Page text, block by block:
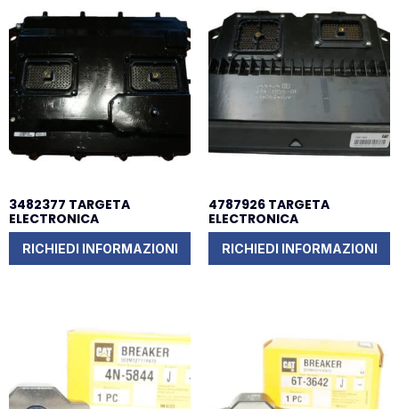
3482377 TARGETA
ELECTRONICA
RICHIEDI INFORMAZIONI
4787926 TARGETA
ELECTRONICA
RICHIEDI INFORMAZIONI